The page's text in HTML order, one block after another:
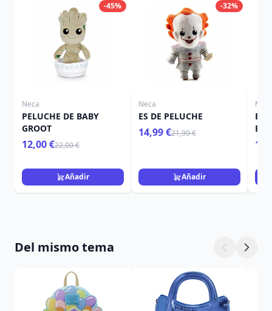
-45%
Neca
PELUCHE DE BABY
GROOT
12,00 €22,00 €
Añadir
-32%
Neca
ES DE PELUCHE
14,99 €21,99 €
Añadir
Neca
DE
Del mismo tema